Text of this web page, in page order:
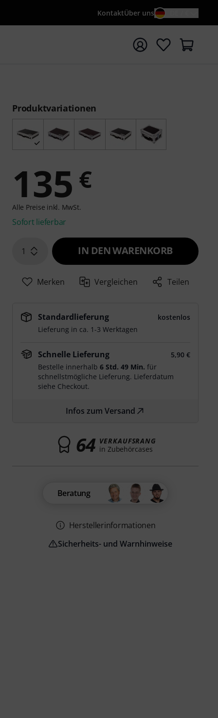
KontaktÜber uns
mit Suchwort {searchTerm} starten
Produktvariationen
135 €
Alle Preise inkl. MwSt.
Sofort lieferbar
1 IN DEN WARENKORB
Merken Vergleichen Teilen
Standardlieferung
kostenlos
Lieferung in ca. 1-3 Werktagen
Schnelle Lieferung
5,90 €
Bestelle innerhalb6 Std. 49 Min. für
schnellstmögliche Lieferung. Lieferdatum
siehe Checkout.
Infos zum Versand
64 VERKAUFSRANG
in Zubehörcases
Beratung
Herstellerinformationen
Sicherheits- und Warnhinweise